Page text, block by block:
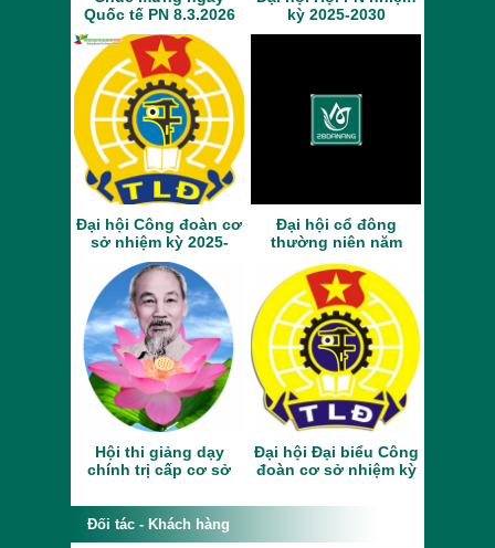
Quốc tế PN 8.3.2026
kỳ 2025-2030
Đại hội Công đoàn cơ
sở nhiệm kỳ 2025-
2030
Đại hội cổ đông
thường niên năm
2023
Hội thi giảng dạy
chính trị cấp cơ sở
Đại hội Đại biểu Công
đoàn cơ sở nhiệm kỳ
Đối tác - Khách hàng